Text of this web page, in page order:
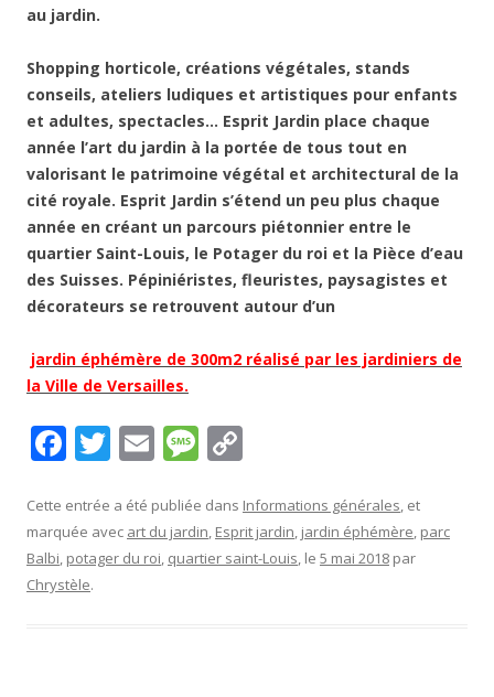
au jardin.
Shopping horticole, créations végétales, stands
conseils, ateliers ludiques et artistiques pour enfants
et adultes, spectacles… Esprit Jardin place chaque
année l’art du jardin à la portée de tous tout en
valorisant le patrimoine végétal et architectural de la
cité royale. Esprit Jardin s’étend un peu plus chaque
année en créant un parcours piétonnier entre le
quartier Saint-Louis, le Potager du roi et la Pièce d’eau
des Suisses. Pépiniéristes, fleuristes, paysagistes et
décorateurs se retrouvent autour d’un
jardin éphémère de 300m2 réalisé par les jardiniers de
la Ville de Versailles.
F
e
b
o
T
itt
er
E
ai
l
M
ss
a
p
y
Cette entrée a été publiée dans Informations générales, et
marquée avec art du jardin, Esprit jardin, jardin éphémère, parc
Balbi, potager du roi, quartier saint-Louis, le 5 mai 2018 par
Chrystèle.